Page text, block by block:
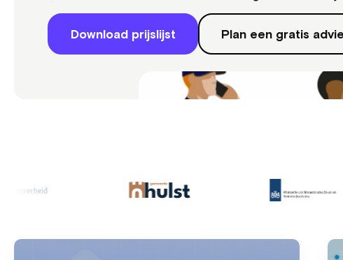
Download prijslijst Plan een gratis